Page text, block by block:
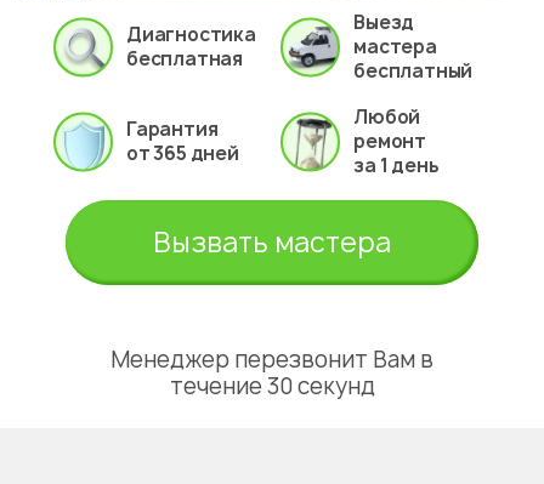
Диагностика
бесплатная
Выезд
мастера
бесплатный
Гарантия
от 365 дней
Любой
ремонт
за 1 день
Вызвать мастера
Менеджер перезвонит Вам в
течение 30 секунд